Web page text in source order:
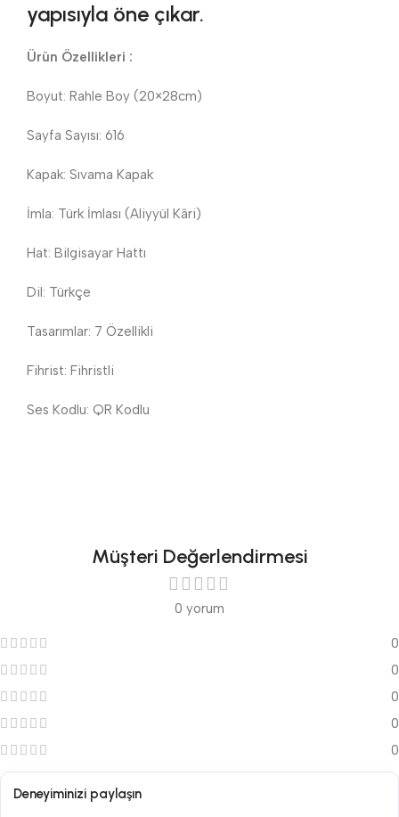
yapısıyla öne çıkar.
Ürün Özellikleri :
Boyut: Rahle Boy (20×28cm)
Sayfa Sayısı: 616
Kapak: Sıvama Kapak
İmla: Türk İmlası (Aliyyül Kâri)
Hat: Bilgisayar Hattı
Dil: Türkçe
Tasarımlar: 7 Özellikli
Fihrist: Fihristli
Ses Kodlu: QR Kodlu
Müşteri Değerlendirmesi
0 yorum
0
0
0
0
0
Deneyiminizi paylaşın